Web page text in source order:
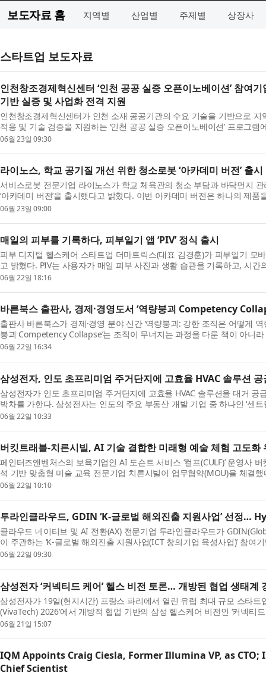
보도자료 홈 지역별 산업별 주제별 상장사
스타트업 보도자료
인천창조경제혁신센터 ‘인천 공공 실증 오픈이노베이션’ 참여
기반 실증 및 사업화 전격 지원
인천창조경제혁신센터가 인천 소재 공공기관의 수요 기술을 기반으로
적용 및 기술 검증을 지원하는 ‘인천 공공 실증 오픈이노베이션’ 프로그
월 10일(금)까지 모집한다. 이번 사업은 공공기관이...
06월 23일 09:30
라이노스, 학교 공기질 개선 위한 청소로봇 ‘아카데미 버전’ 출시
서비스로봇 전문기업 라이노스가 학교 체육관의 청소 부담과 바닥먼지
‘아카데미 버전’을 출시했다고 밝혔다. 이번 아카데미 버전은 하나의 제
방식이 아닌 학교별 체육관 규모와 동선, 바닥 상...
06월 23일 09:00
매일의 피부를 기록하다, 피부일기 앱 ‘PIV’ 정식 출시
피부 디지털 헬스케어 스타트업 더마트릭스(대표 김경훈)가 피부일기 모바
고 밝혔다. PIV는 사용자가 매일 피부 사진과 생활 습관을 기록하고, 시간
에 확인할 수 있도록 돕는 피부 관리 앱이다. 피...
06월 22일 18:16
바른북스 출판사, 경제·경영도서 ‘역량붕괴 Competency
출판사 바른북스가 경제·경영 분야 신간 ‘역량붕괴: 강한 조직은 어떻게 역
붕괴 Competency Collapse’는 조직이 무너지는 과정을 다룬 책이 아니
작되는 조용한 붕괴의 신호를 읽는 법에 관한 책이...
06월 22일 16:34
삼성전자, 인도 초프리미엄 주거단지에 고효율 HVAC 솔루션 공
삼성전자가 인도 초프리미엄 주거단지에 고효율 HVAC 솔루션을 대거 공
박차를 가한다. 삼성전자는 인도의 주요 부동산 개발 기업 중 하나인 ‘센
인도 IT 산업의 중심지 구루그람(Gurugram) 지역에 ...
06월 22일 10:33
버킷트래블-치른시빌, AI 기술 결합한 미래형 예술 체험 고도화
페인터즈앤벤처스의 보육기업인 AI 도슨트 서비스 ‘컬프(CULF)’ 운영사
석 기반 맞춤형 미술 교육 전문기업 치른시빌이 업무협약(MOU)을 체결
행된 이번 협약은 예술교육 현장의 운영 노하우와 AI ...
06월 22일 10:10
투라인클라우드, GDIN ‘K-글로벌 해외진출 지원사업’ 선정…
클라우드 네이티브 및 AI 전환(AX) 전문기업 투라인클라우드가
이 주관하는 ‘K-글로벌 해외진출 지원사업(ICT 창의기업 육성사업)’ 참여
은 혁신 기술을 보유한 국내 ICT 기업의 글로벌 시...
06월 22일 09:30
삼성전자 ‘커넥티드 케어’ 헬스 비전 토론… 개방된 협업 생태계
삼성전자가 19일(현지시간) 프랑스 파리에서 열린 유럽 최대 규모 스타트
(VivaTech) 2026’에서 개방적 협업 기반의 삼성 헬스케어 비전인 ‘커넥티
로 패널 토론을 진행했다. 이날 행사에는 삼성전자 MX 사...
06월 21일 15:07
IQM Appoints Craig Ciesla, Former Illumina VP, as CTO;
Chief Scientist